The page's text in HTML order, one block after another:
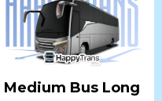
Medium Bus Long